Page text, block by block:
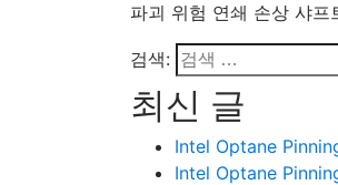
파괴 위험 연쇄 손상 샤프
검색:
최신 글
Intel Optane
Intel Optane